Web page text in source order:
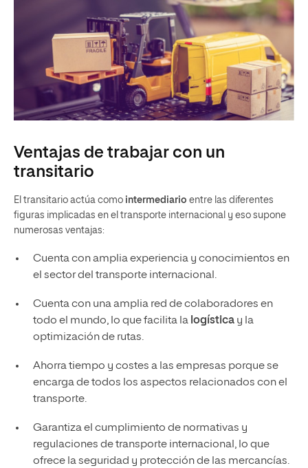
Ventajas de trabajar con un
transitario
El transitario actúa como intermediario entre las diferentes
figuras implicadas en el transporte internacional y eso supone
numerosas ventajas:
Cuenta con amplia experiencia y conocimientos en
el sector del transporte internacional.
Cuenta con una amplia red de colaboradores en
todo el mundo, lo que facilita la logística y la
optimización de rutas.
Ahorra tiempo y costes a las empresas porque se
encarga de todos los aspectos relacionados con el
transporte.
Garantiza el cumplimiento de normativas y
regulaciones de transporte internacional, lo que
ofrece la seguridad y protección de las mercancías.